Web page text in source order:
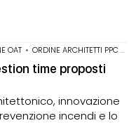
OAT • ORDINE ARCHITETTI PPC DI TORINO
time proposti
innovazione
incendi e lo